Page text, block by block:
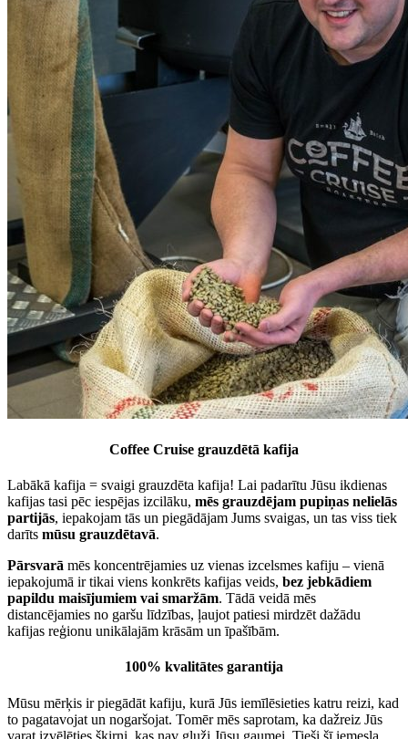
Coffee Cruise grauzdētā kafija
Labākā kafija = svaigi grauzdēta kafija! Lai padarītu Jūsu ikdienas
kafijas tasi pēc iespējas izcilāku, mēs grauzdējam pupiņas nelielās
partijās, iepakojam tās un piegādājam Jums svaigas, un tas viss tiek
darīts mūsu grauzdētavā.
Pārsvarā mēs koncentrējamies uz vienas izcelsmes kafiju – vienā
iepakojumā ir tikai viens konkrēts kafijas veids, bez jebkādiem
papildu maisījumiem vai smaržām. Tādā veidā mēs
distancējamies no garšu līdzības, ļaujot patiesi mirdzēt dažādu
kafijas reģionu unikālajām krāsām un īpašībām.
100% kvalitātes garantija
Mūsu mērķis ir piegādāt kafiju, kurā Jūs iemīlēsieties katru reizi, kad
to pagatavojat un nogaršojat. Tomēr mēs saprotam, ka dažreiz Jūs
varat izvēlēties šķirni, kas nav gluži Jūsu gaumei. Tieši šī iemesla